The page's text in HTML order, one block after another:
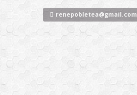
❅
al
renepobletea@gmail.com